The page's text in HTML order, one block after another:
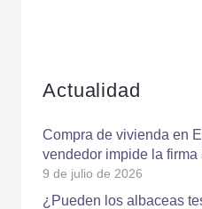
Actualidad
Compra de vivienda en
vendedor impide la firma
9 de julio de 2026
¿Pueden los albaceas